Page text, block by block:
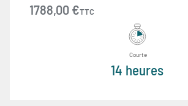
1788,00 €TTC
Courte
14 heures